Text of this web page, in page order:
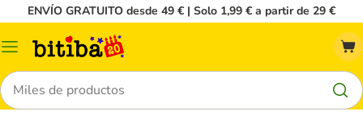
ENVÍO GRATUITO desde 49 € | Solo 1,99 € a partir de 29 €
Menú
Buscar